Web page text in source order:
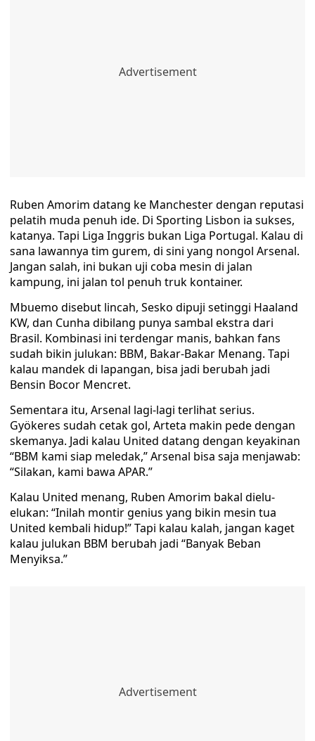
Ruben Amorim datang ke Manchester dengan reputasi
pelatih muda penuh ide. Di Sporting Lisbon ia sukses,
katanya. Tapi Liga Inggris bukan Liga Portugal. Kalau di
sana lawannya tim gurem, di sini yang nongol Arsenal.
Jangan salah, ini bukan uji coba mesin di jalan
kampung, ini jalan tol penuh truk kontainer.
Mbuemo disebut lincah, Sesko dipuji setinggi Haaland
KW, dan Cunha dibilang punya sambal ekstra dari
Brasil. Kombinasi ini terdengar manis, bahkan fans
sudah bikin julukan: BBM, Bakar-Bakar Menang. Tapi
kalau mandek di lapangan, bisa jadi berubah jadi
Bensin Bocor Mencret.
Sementara itu, Arsenal lagi-lagi terlihat serius.
Gyökeres sudah cetak gol, Arteta makin pede dengan
skemanya. Jadi kalau United datang dengan keyakinan
“BBM kami siap meledak,” Arsenal bisa saja menjawab:
“Silakan, kami bawa APAR.”
Kalau United menang, Ruben Amorim bakal dielu-
elukan: “Inilah montir genius yang bikin mesin tua
United kembali hidup!” Tapi kalau kalah, jangan kaget
kalau julukan BBM berubah jadi “Banyak Beban
Menyiksa.”